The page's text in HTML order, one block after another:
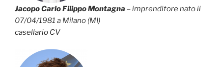
Jacopo Carlo Filippo Montagna – imprenditore nato il
07/04/1981 a Milano (MI)
casellario CV